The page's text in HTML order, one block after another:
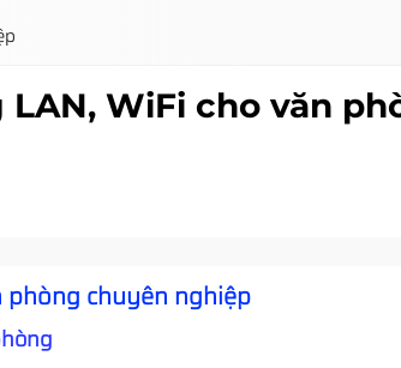
WiFi cho văn
phòng chuyên nghiệp